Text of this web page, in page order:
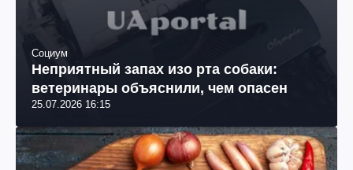
Социум
Неприятный запах изо рта собаки:
ветеринары объяснили, чем опасен
25.07.2026 16:15